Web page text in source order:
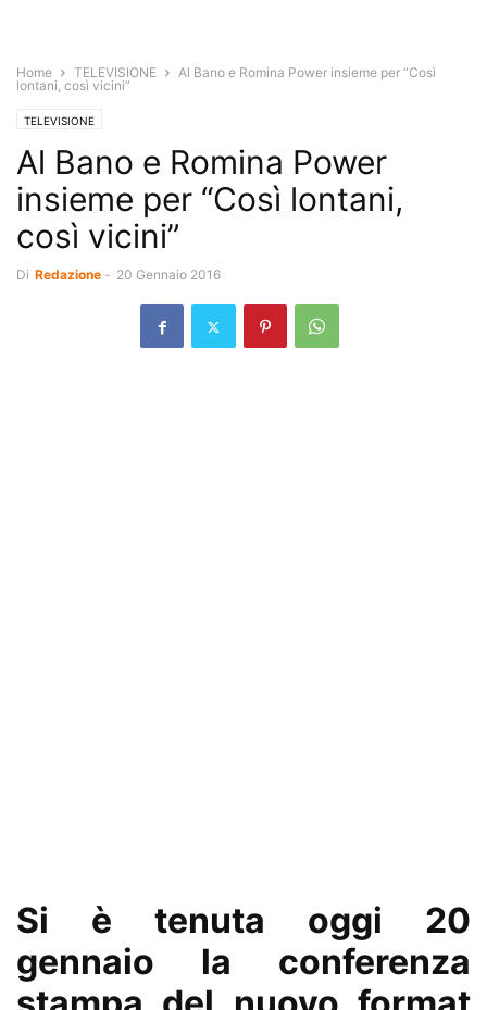
Home TELEVISIONE
Al Bano e Romina Power insieme per “Così
lontani, così vicini”
TELEVISIONE
Al Bano e Romina Power
insieme per “Così lontani,
così vicini”
Di Redazione - 20 Gennaio 2016
Si è tenuta oggi 20
gennaio la conferenza